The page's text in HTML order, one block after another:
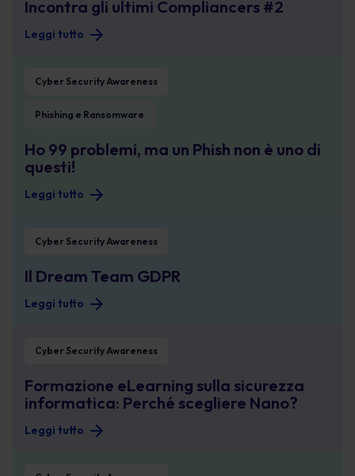
Incontra gli ultimi Compliancers #2
Leggi tutto
Cyber Security Awareness
Phishing e Ransomware
Ho 99 problemi, ma un Phish non è uno di
questi!
Leggi tutto
Cyber Security Awareness
Il Dream Team GDPR
Leggi tutto
Cyber Security Awareness
Formazione eLearning sulla sicurezza
informatica: Perché scegliere Nano?
Leggi tutto